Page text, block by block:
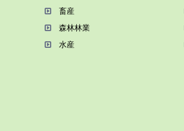
畜産
森林林業
⽔産